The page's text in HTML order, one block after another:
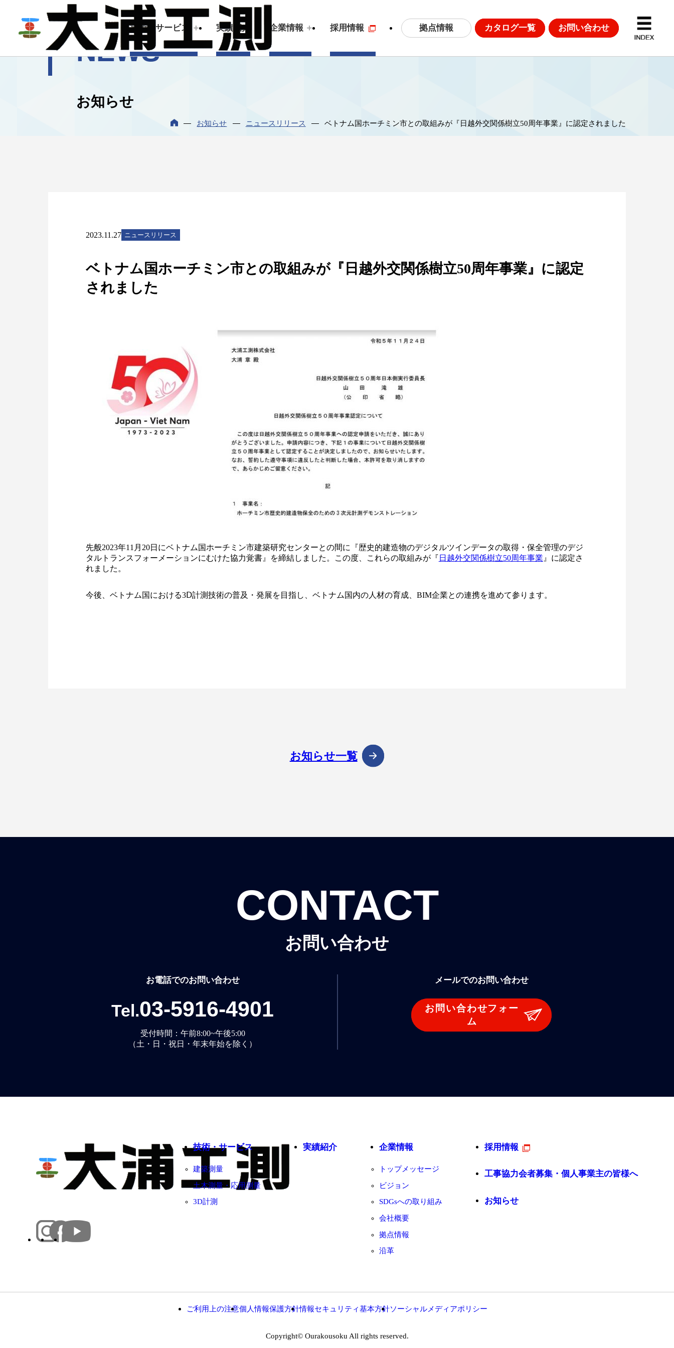
技術・サービス
建築測量
実績紹介 企業情報
トップメッセージ
採用情報 拠点情報 カタログ一覧 お問い合わせ
お知らせ
NEWS
お知らせ ニュースリリース ベトナム国ホーチミン市との取組みが『日越外交関係樹立50周年事業』に認定されました
2023.11.27 ニュースリリース
ベトナム国ホーチミン市との取組みが『日越外交関係樹立50周年事業』に認定
されました
先般2023年11月20日にベトナム国ホーチミン市建築研究センターとの間に『歴史的建造物のデジタルツインデータの取得・保全管理のデジ
タルトランスフォーメーションにむけた協力覚書』を締結しました。この度、これらの取組みが『 日越外交関係樹立50周年事業 』に認定さ
れました。
今後、ベトナム国における3Ⅾ計測技術の普及・発展を目指し、ベトナム国内の人材の育成、BIM企業との連携を進めて参ります。
お知らせ一覧
CONTACT
お問い合わせ
お電話でのお問い合わせ
Tel.03-5916-4901
受付時間：午前8:00~午後5:00
（土・日・祝日・年末年始を除く）
メールでのお問い合わせ
お問い合わせフォー
ム
技術・サービス
建築測量
土木測量・応用測量
3D計測
実績紹介 企業情報
トップメッセージ
ビジョン
SDGsへの取り組み
会社概要
拠点情報
沿革
採用情報
工事協力会者募集・個人事業主の皆様へ
お知らせ
ご利用上の注意個人情報保護方針情報セキュリティ基本方針ソーシャルメディアポリシー
Copyright© Ourakousoku All rights reserved.